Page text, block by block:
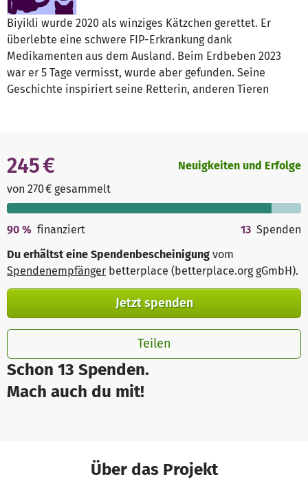
Biyikli wurde 2020 als winziges Kätzchen gerettet. Er
überlebte eine schwere FIP-Erkrankung dank
Medikamenten aus dem Ausland. Beim Erdbeben 2023
war er 5 Tage vermisst, wurde aber gefunden. Seine
Geschichte inspiriert seine Retterin, anderen Tieren
Schon 13 Spenden.
Mach auch du mit!
245 €
von 270 € gesammelt
Neuigkeiten und Erfolge
90 % finanziert 13 Spenden
Du erhältst eine Spendenbescheinigung vom
Spendenempfänger betterplace (betterplace.org gGmbH).
Jetzt spenden
Teilen
Über das Projekt